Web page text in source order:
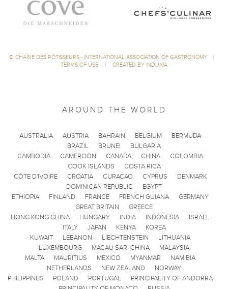
© CHAÎNE DES RÔTISSEURS - INTERNATIONAL ASSOCIATION OF GASTRONOMY
|
TERMS OF USE
| CREATED BY INDUXIA
AROUND THE WORLD
AUSTRALIA AUSTRIA BAHRAIN BELGIUM
BERMUDA
BRAZIL
BRUNEI
BULGARIA
CAMBODIA
CAMEROON CANADA CHINA
COLOMBIA
COOK ISLANDS
COSTA RICA
CÔTE D'IVOIRE
CROATIA CURACAO CYPRUS
DENMARK
DOMINICAN REPUBLIC
EGYPT
ETHIOPIA
FINLAND FRANCE FRENCH GUIANA
GERMANY
GREAT BRITAIN
GREECE
HONG KONG CHINA
HUNGARY INDIA INDONESIA
ISRAEL
ITALY
JAPAN KENYA
KOREA
KUWAIT
LEBANON LIECHTENSTEIN
LITHUANIA
LUXEMBOURG
MACAU SAR, CHINA
MALAYSIA
MALTA
MAURITIUS MEXICO MYANMAR
NAMIBIA
NETHERLANDS
NEW ZEALAND
NORWAY
PHILIPPINES
POLAND PORTUGAL
PRINCIPALITY OF ANDORRA